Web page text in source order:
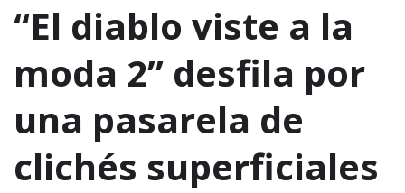
“El diablo viste a la
moda 2” desfila por
una pasarela de
clichés superficiales